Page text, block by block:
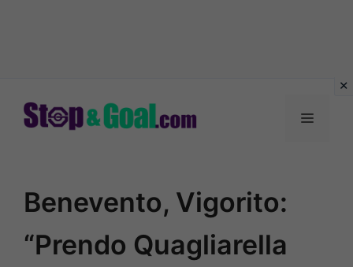
Menu
Benevento, Vigorito:
“Prendo Quagliarella